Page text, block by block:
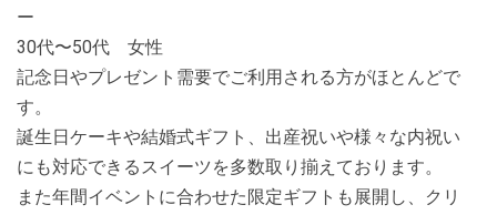
ー
30代〜50代 女性
記念日やプレゼント需要でご利用される方がほとんどで
す。
誕生日ケーキや結婚式ギフト、出産祝いや様々な内祝い
にも対応できるスイーツを多数取り揃えております。
また年間イベントに合わせた限定ギフトも展開し、クリ